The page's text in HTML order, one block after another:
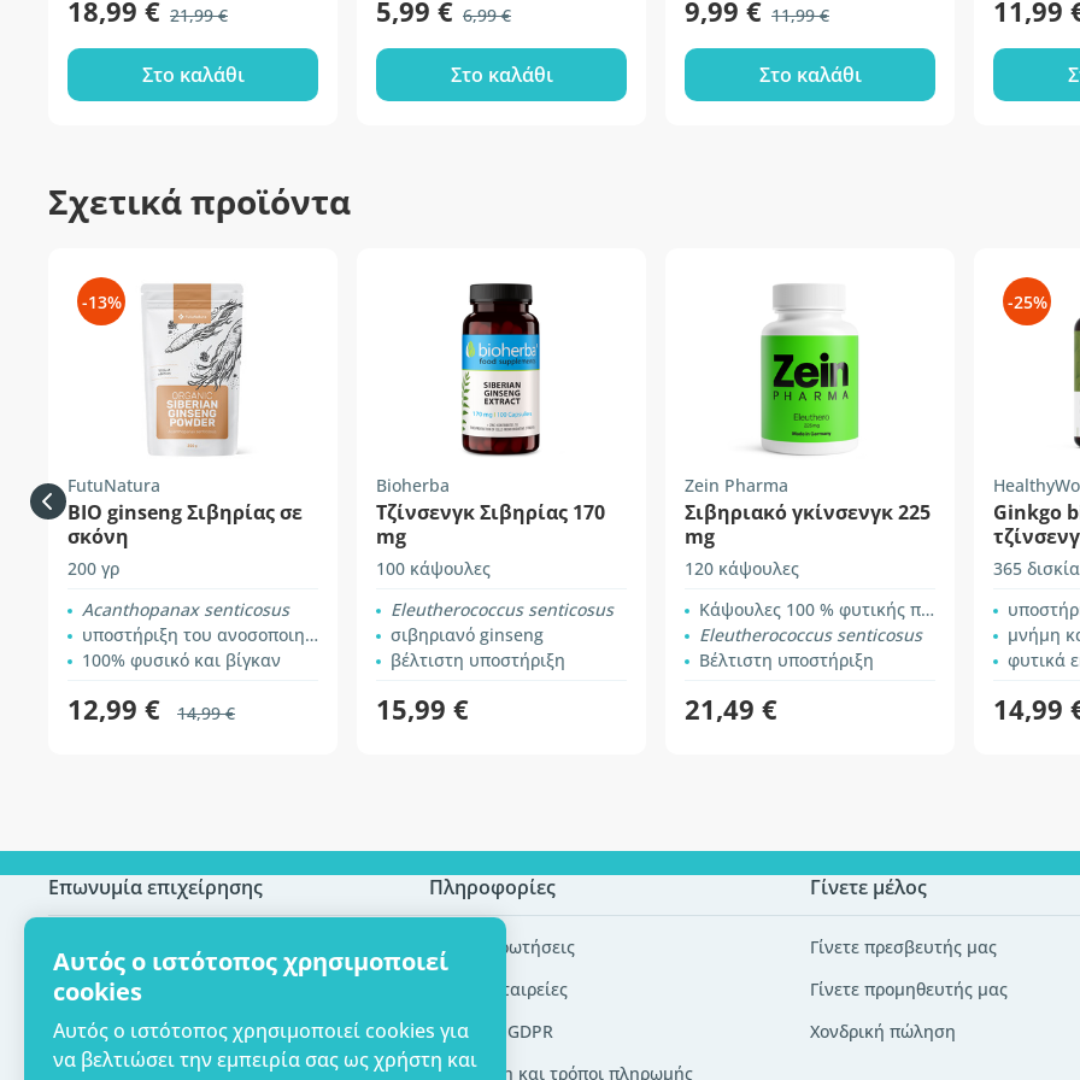
Αυτός ο ιστότοπος χρησιμοποιεί
cookies
Αυτός ο ιστότοπος χρησιμοποιεί cookies για
να βελτιώσει την εμπειρία σας ως χρήστη και
18,99 € 21,99 €
Στο καλάθι
5,99 € 6,99 €
Στο καλάθι
9,99 € 11,99 €
Στο καλάθι
11,99
Σχετικά προϊόντα
-13%
FutuNatura
ΒΙΟ ginseng Σιβηρίας σε
σκόνη
200 γρ
Acanthopanax senticosus
υποστήριξη του ανοσοποιητικού συστήματος
100% φυσικό και βίγκαν
12,99 € 14,99 €
Bioherba
Τζίνσενγκ Σιβηρίας 170
mg
100 κάψουλες
Eleutherococcus senticosus
σιβηριανό ginseng
βέλτιστη υποστήριξη
15,99 €
Zein Pharma
Σιβηριακό γκίνσενγκ 225
mg
120 κάψουλες
Κάψουλες 100 % φυτικής προέλευσης
Eleutherococcus senticosus
Βέλτιστη υποστήριξη
21,49 €
-25%
Ginkgo
mg
365 δισκία
μνήμη
φυτικά
14,99
Επωνυμία επιχείρησης
Πιστοποίηση ECO
Επικοινωνία
Σχετικά με εμάς
Πληροφορίες
Συχνές ερωτήσεις
Brands/εταιρείες
Εργαλεία GDPR
Παράδοση και τρόποι πληρωμής
Γίνετε μέλος
Γίνετε πρεσβευτής μας
Γίνετε προμηθευτής μας
Χονδρική πώληση